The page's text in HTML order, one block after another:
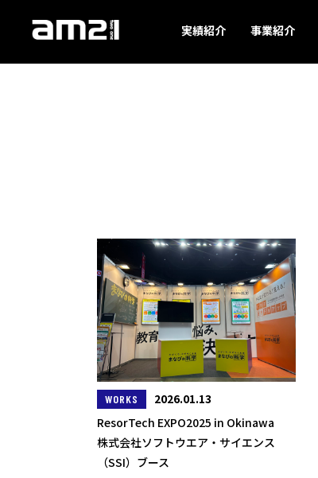
実績紹介 事業紹介
WORKS
2026.01.13
ResorTech EXPO2025 in Okinawa
株式会社ソフトウエア・サイエンス
（SSI）ブース